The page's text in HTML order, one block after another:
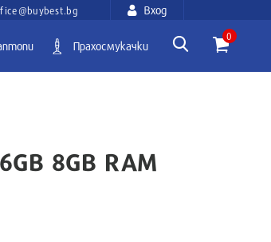
Вход
Прахосмукачки
0
8GB RAM